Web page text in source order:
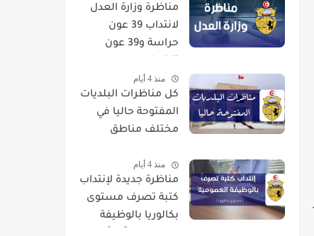
مناظرة وزارة العدل
لانتداب 39 عون
حراسة و39 عون
منذ 4 أيام
كل مناظرات البلديات
المفتوحة حاليا في
مختلف مناطق
منذ 4 أيام
مناظرة جديدة لإنتداب
كتبة تصرف مستوى
بكالوريا بالوظيفة